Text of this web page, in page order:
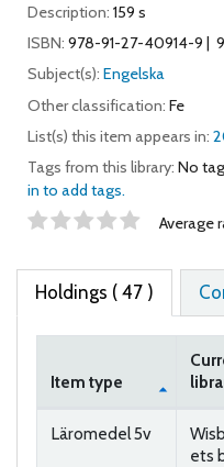
Description: 159 s
ISBN: 978-91-27-40914-9
Subject(s): Engelska
Other classification: Fe
List(s) this item appears in:
Tags from this library: No
in to add tags.
Star ratings Average
Holdings ( 47 )
Item type
Läromedel 5v
ets